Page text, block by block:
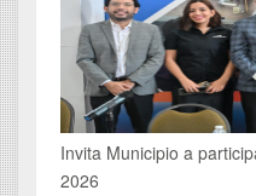
Invita Municipio a
2026